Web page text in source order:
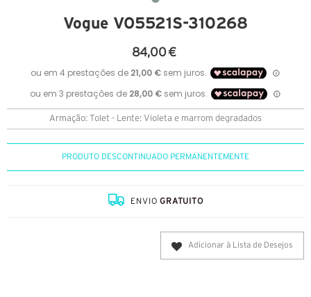
Vogue VO5521S-310268
84,00 €
Armação: Tolet - Lente: Violeta e marrom degradados
PRODUTO DESCONTINUADO PERMANENTEMENTE
ENVIOGRATUITO
Adicionar à Lista de Desejos